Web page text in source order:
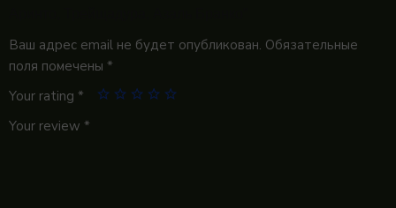
Ваш адрес email не будет опубликован. Обязательные
поля помечены *
Your rating *
Your review *